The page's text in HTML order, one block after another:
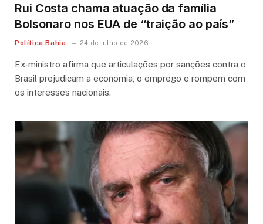
Rui Costa chama atuação da família
Bolsonaro nos EUA de “traição ao país”
Política Bahia 24 de julho de 2026
Ex-ministro afirma que articulações por sanções contra o
Brasil prejudicam a economia, o emprego e rompem com
os interesses nacionais.